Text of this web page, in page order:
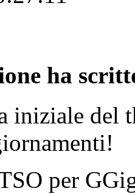
ha
iniziale del
per